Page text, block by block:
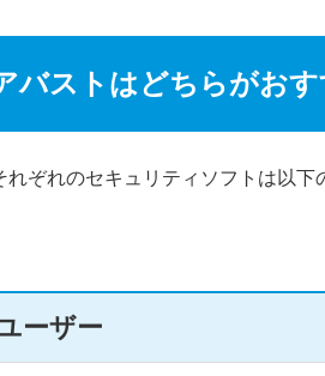
バストはどちらがおす
ぞれのセキュリティソフトは以
ーザー